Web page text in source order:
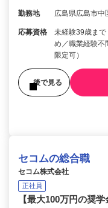
勤務地 広島県広島市中
応募資格
未経験39歳ま
め／職業経験
限定可）
後で見る
セコムの総合職
セコム株式会社
正社員
【最大100万円の奨